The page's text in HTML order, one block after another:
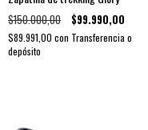
$150.000,00 $99.990,00
$89.991,00 con Transferencia o
depósito